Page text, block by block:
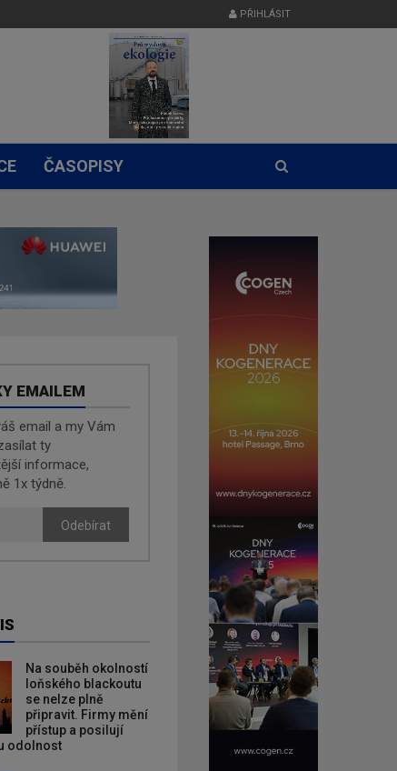
PŘIHLÁSIT
ČASOPISY
EMAILEM
email a my Vám
ty
informace,
1x týdně.
Odebírat
Na souběh okolností
loňského blackoutu
se nelze plně
připravit. Firmy mění
přístup a posilují
odolnost